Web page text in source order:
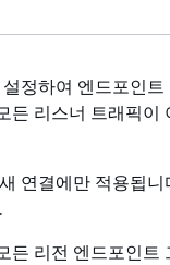
정하여 엔드포인트
든 리스너 트래픽이
연결에만 적용됩
든 리전 엔드포인트